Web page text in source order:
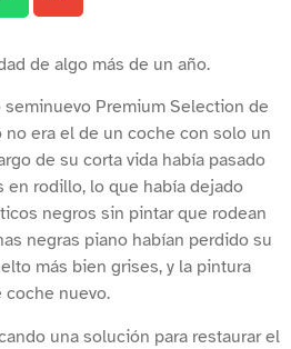
de algo más de un año.
Premium Selection de
no era el de un coche con solo un
de su corta vida había pasado
en rodillo, lo que había dejado
negros sin pintar que rodean
negras piano habían perdido su
más bien grises, y la pintura
nuevo.
una solución para restaurar el